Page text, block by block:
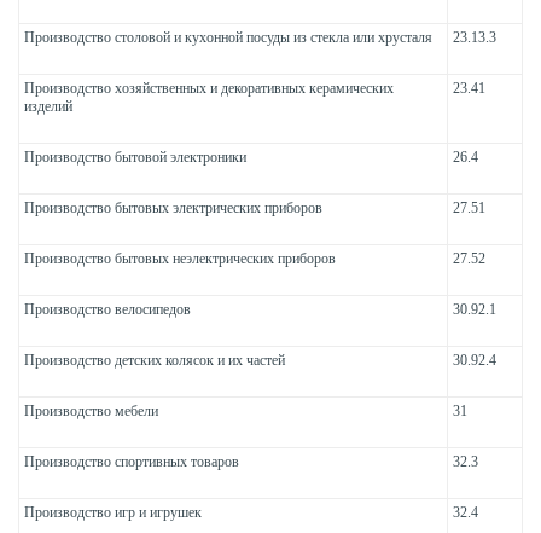
Производство столовой и кухонной посуды из стекла или хрусталя 23.13.3
Производство хозяйственных и декоративных керамических
изделий
23.41
Производство бытовой электроники 26.4
Производство бытовых электрических приборов 27.51
Производство бытовых неэлектрических приборов 27.52
Производство велосипедов 30.92.1
Производство детских колясок и их частей 30.92.4
Производство мебели 31
Производство спортивных товаров 32.3
Производство игр и игрушек 32.4